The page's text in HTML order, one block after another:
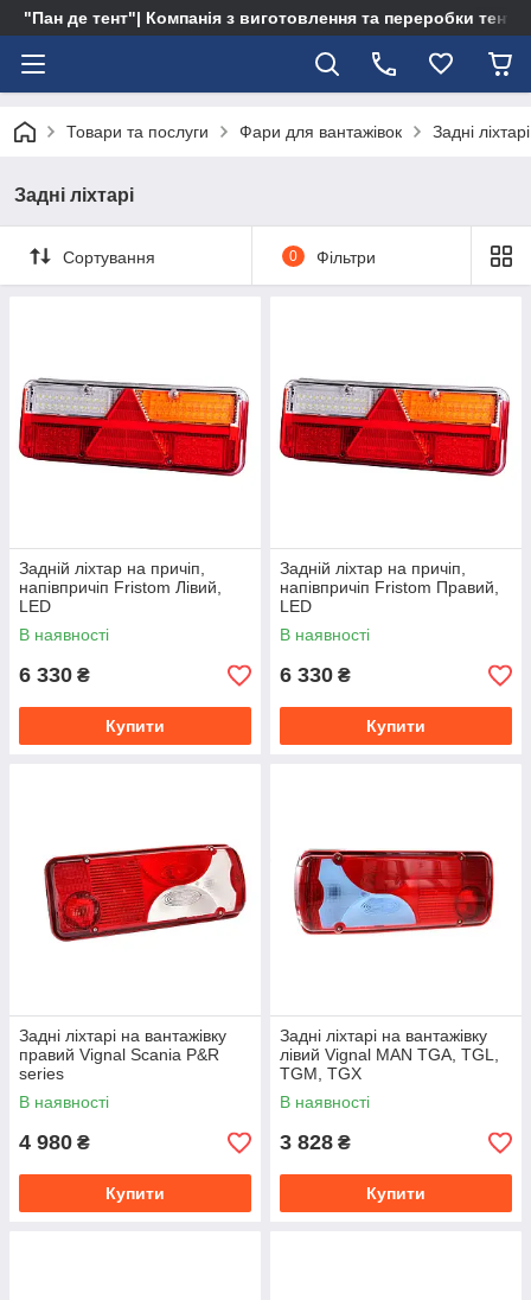
"Пан де тент"| Компанія з виготовлення та переробки тентів
Товари та послуги Фари для вантажівок Задні ліхтарі
Задні ліхтарі
Сортування 0 Фільтри
Задній ліхтар на причіп,
напівпричіп Fristom Лівий,
LED
В наявності
6 330 ₴
Купити
Задній ліхтар на причіп,
напівпричіп Fristom Правий,
LED
В наявності
6 330 ₴
Купити
Задні ліхтарі на вантажівку
правий Vignal Scania P&R
series
В наявності
4 980 ₴
Купити
Задні ліхтарі на вантажівку
лівий Vignal MAN TGA, TGL,
TGM, TGX
В наявності
3 828 ₴
Купити